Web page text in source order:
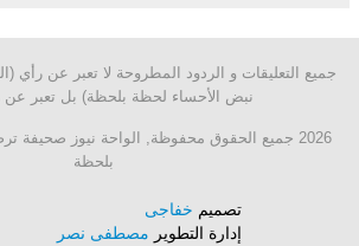
جميع التعليقات و الردود المطروحة لا تعبر عن رأي
نبض الأحساء لحظة بلحظة) بل تعبر عن
2026 جميع الحقوق محفوظة, الواحة نيوز صحيفة
بلحظة
تصميم خفاجى
إدارة التطوير مصطفى نصر